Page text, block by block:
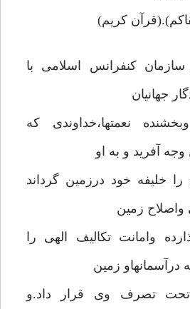
کریم)
کنفرانس اسلامی با
جهانیان
وبخشنده نعمتها،خداوندی که
وجه آفرید و به او
خلیفه خود درزمین گرداند
واصلاح زمین
وامانت تکالیف الهی را
درآسمانهاو زمین
تصرف وی قرار داد.و